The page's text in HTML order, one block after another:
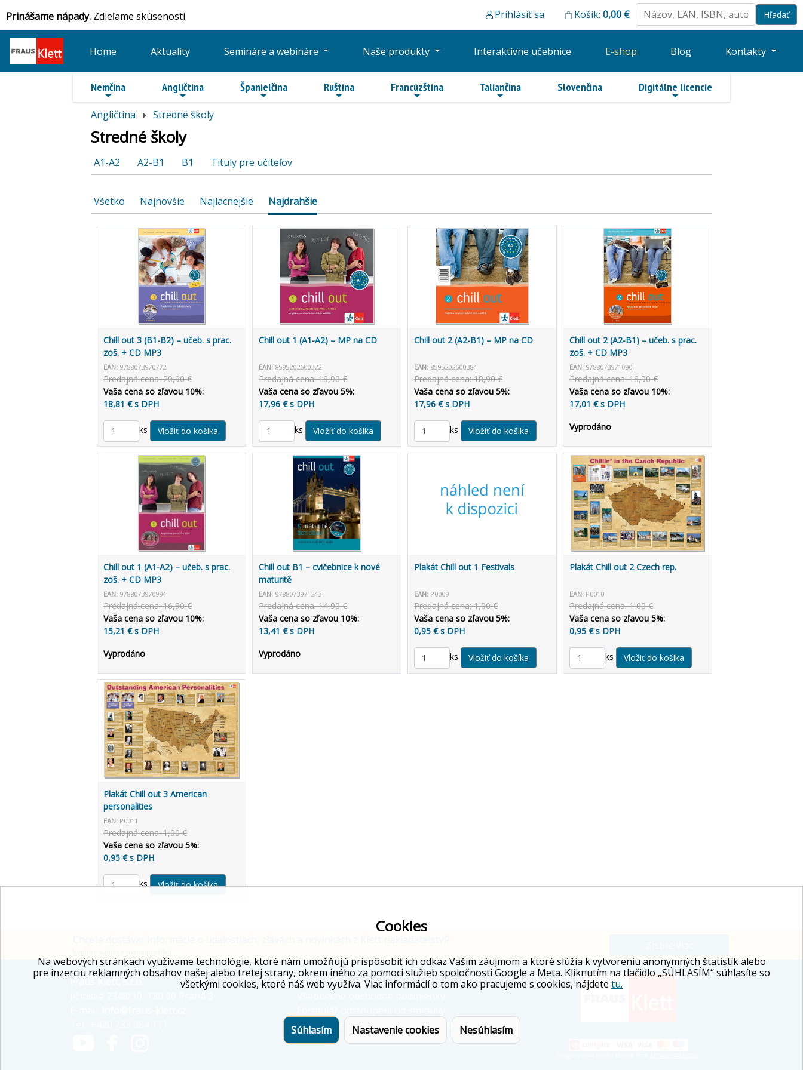
Prinášame nápady. Zdieľame skúsenosti. Prihlásiť sa Košík: 0,00 €
Home Aktuality Semináre a webináre Naše produkty Interaktívne učebnice E-shop Blog Kontakty
Nemčina Angličtina Španielčina Ruština Francúzština Taliančina Slovenčina Digitálne licencie
Angličtina Stredné školy
Stredné školy
A1-A2 A2-B1 B1 Tituly pre učiteľov
Všetko Najnovšie Najlacnejšie Najdrahšie
Chill out 3 (B1-B2) – učeb. s prac.
zoš. + CD MP3
EAN: 9788073970772
Predajná cena: 20,90 €
Vaša cena so zľavou 10%:
18,81 € s DPH
ks
Chill out 1 (A1-A2) – MP na CD
EAN: 8595202600322
Predajná cena: 18,90 €
Vaša cena so zľavou 5%:
17,96 € s DPH
ks
Chill out 2 (A2-B1) – MP na CD
EAN: 8595202600384
Predajná cena: 18,90 €
Vaša cena so zľavou 5%:
17,96 € s DPH
ks
Chill out 2 (A2-B1) – učeb. s prac.
zoš. + CD MP3
EAN: 9788073971090
Predajná cena: 18,90 €
Vaša cena so zľavou 10%:
17,01 € s DPH
Vyprodáno
Chill out 1 (A1-A2) – učeb. s prac.
zoš. + CD MP3
EAN: 9788073970994
Predajná cena: 16,90 €
Vaša cena so zľavou 10%:
15,21 € s DPH
Vyprodáno
Chill out B1 – cvičebnice k nové
maturitě
EAN: 9788073971243
Predajná cena: 14,90 €
Vaša cena so zľavou 10%:
13,41 € s DPH
Vyprodáno
Plakát Chill out 1 Festivals
EAN: P0009
Predajná cena: 1,00 €
Vaša cena so zľavou 5%:
0,95 € s DPH
ks
Plakát Chill out 2 Czech rep.
EAN: P0010
Predajná cena: 1,00 €
Vaša cena so zľavou 5%:
0,95 € s DPH
ks
Plakát Chill out 3 American
personalities
EAN: P0011
Predajná cena: 1,00 €
Vaša cena so zľavou 5%:
0,95 € s DPH
ks
Fraus Klett, s.r.o.
Whistleblowing
Informácie o ochrane osobných údajov
Cookies
Na webových stránkach využívame technológie, ktoré nám umožňujú prispôsobiť ich odkaz Vašim záujmom a ktoré slúžia k vytvoreniu anonymných štatistík alebo
pre inzerciu reklamných obsahov našej alebo tretej strany, okrem iného za pomoci služieb spoločnosti Google a Meta. Kliknutím na tlačidlo „SÚHLASÍM“ súhlasíte so
všetkými cookies, ktoré náš web využíva. Viac informácií o tom ako pracujeme s cookies, nájdete tu.
Súhlasím Nastavenie cookies Nesúhlasím